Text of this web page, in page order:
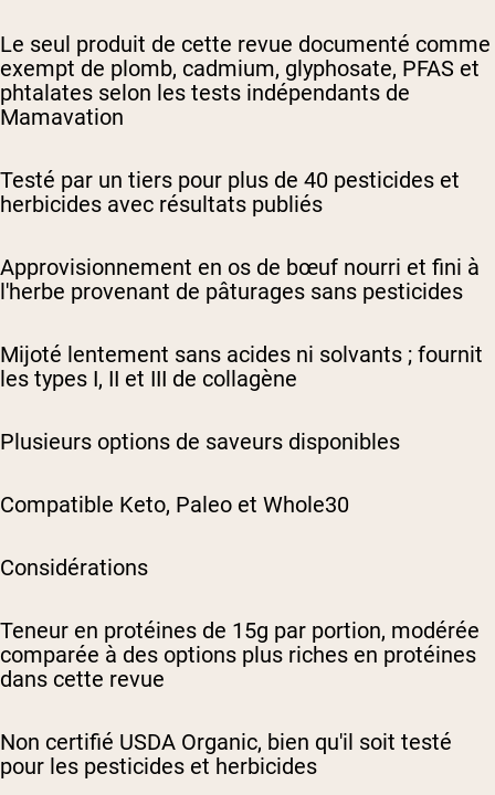
Le seul produit de cette revue documenté comme
exempt de plomb, cadmium, glyphosate, PFAS et
phtalates selon les tests indépendants de
Mamavation
Testé par un tiers pour plus de 40 pesticides et
herbicides avec résultats publiés
Approvisionnement en os de bœuf nourri et fini à
l'herbe provenant de pâturages sans pesticides
Mijoté lentement sans acides ni solvants ; fournit
les types I, II et III de collagène
Plusieurs options de saveurs disponibles
Compatible Keto, Paleo et Whole30
Considérations
Teneur en protéines de 15g par portion, modérée
comparée à des options plus riches en protéines
dans cette revue
Non certifié USDA Organic, bien qu'il soit testé
pour les pesticides et herbicides